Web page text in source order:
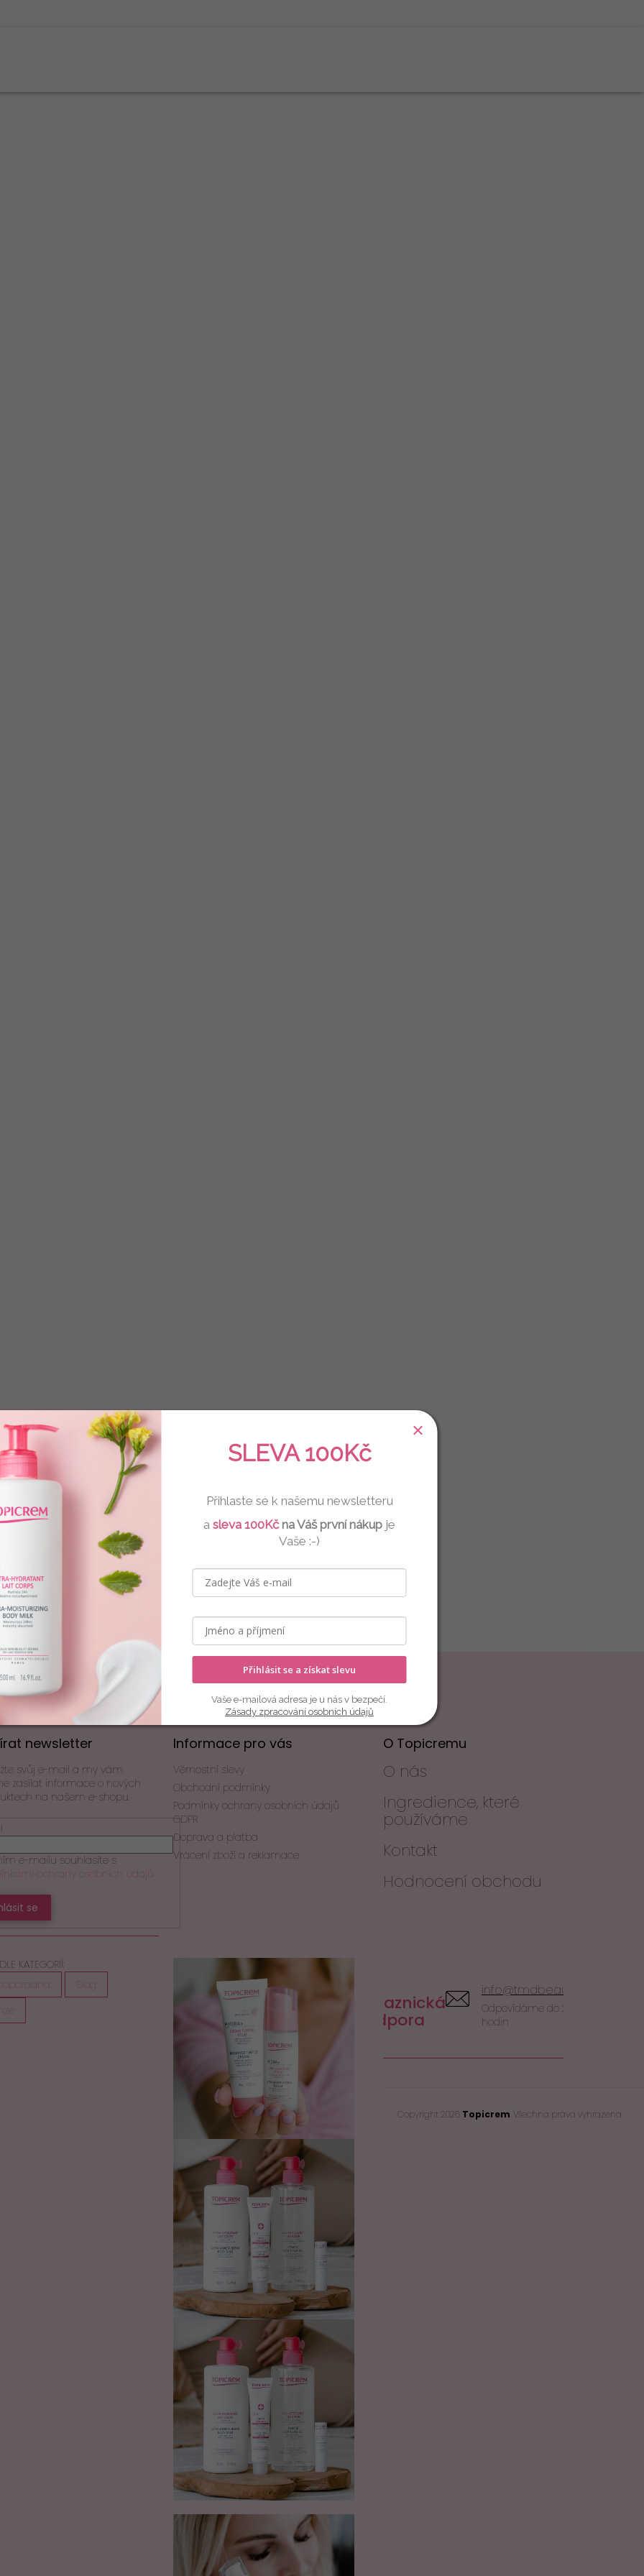
newsletter
svůj e-mail a my vám
zasílat informace o nových
na našem e-shopu.
e-mailu souhlasíte s
ochrany osobních údajů
se
Informace pro vás
Věrnostní slevy
Obchodní podmínky
Podmínky ochrany osobních údajů
GDPR
Doprava a platba
Vrácení zboží a reklamace
O Topicremu
O nás
Ingredience, které
používáme
Kontakt
Hodnocení obchodu
KATEGORIÍ:
Blog
Zákaznická
podpora
info@tmdbeauty.cz
Odpovídáme do 24
hodin
Copyright 2026 Topicrem. Všechna práva vyhrazena.
SLEVA 100Kč
Přihlaste se k našemu newsletteru
a sleva 100Kč na Váš první nákup je
Vaše :-)
Přihlásit se a získat slevu
Vaše e-mailová adresa je u nás v bezpečí.
Zásady zpracování osobních údajů